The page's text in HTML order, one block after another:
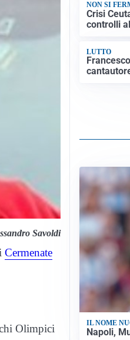
Savoldi
Cermenate
Olimpici
NON SI
Crisi
controlli
LUTTO
IL NOME
Napoli,